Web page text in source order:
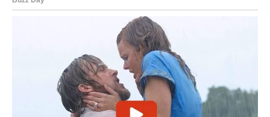
U takvim situacijama, mišići vilice se previše opuste, a
kontrola gutanja postaje slabija, što pogoduje pojavi balavljenja.
7. Uticaj lekova i supstanci